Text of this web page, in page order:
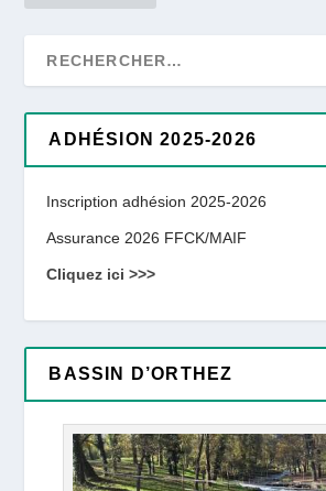
ADHÉSION 2025-2026
Inscription adhésion 2025-2026
Assurance 2026 FFCK/MAIF
Cliquez ici >>>
BASSIN D’ORTHEZ